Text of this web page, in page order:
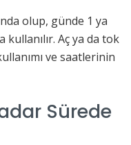
olup, günde 1 ya
Aç ya da tok
ve saatlerinin
Sürede